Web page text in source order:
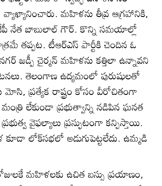
మహిళను తీవ్ర ఆగ్రహానికి,
నేత బాబులాల్ గౌర్. కొన్ని సమయాల్లో
తప్పట. టీఆర్ఎస్ పార్టీకి చెందిన ఓ
జడ్పీ చైర్మన్ మహిళను కత్తిలా ఉన్నావని
తెలంగాణ ఉద్యమంలో పురుషులతో
ప్రత్యేక రాష్ట్రం కోసం వీరోచితంగా
లేకుండా ప్రభుత్వాన్ని నడిపిన ఘనత
వైఫల్యాలు ప్రస్ఫుటంగా కన్పిస్తాయి.
లోక్‌సభలో అడుగుపెట్టలేదు. ఉమ్మడి
రోజులకే మహిళలకు ఉచిత బస్సు ప్రయాణం,